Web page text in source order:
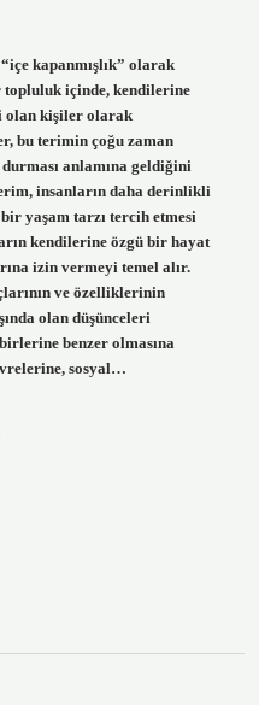
kapanmışlık” olarak
içinde, kendilerine
olan kişiler olarak
bu terimin çoğu zaman
anlamına geldiğini
insanların daha derinlikli
yaşam tarzı tercih etmesi
kendilerine özgü bir hayat
izin vermeyi temel alır.
ve özelliklerinin
olan düşünceleri
benzer olmasına
sosyal…